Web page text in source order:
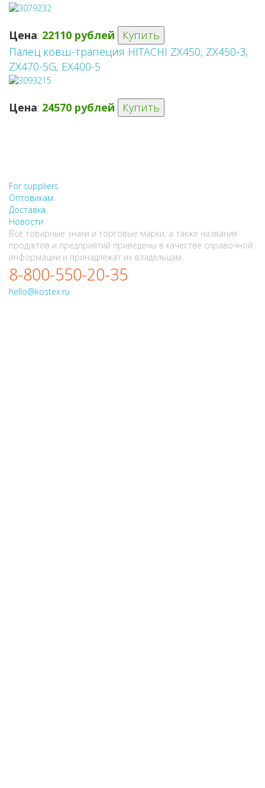
Цена: 22110 рублей
Купить
Палец ковш-трапеция HITACHI ZX450, ZX450-3,
ZX470-5G, EX400-5
Цена: 24570 рублей Купить
For suppliers
Оптовикам
Доставка
Новости
Все товарные знаки и торговые марки, а также названия
продуктов и предприятий приведены в качестве справочной
информации и принадлежат их владельцам.
8-800-550-20-35
hello@kostex.ru